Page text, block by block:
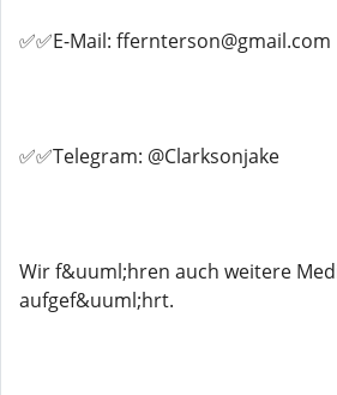
✅✅E-Mail: ffernterson@gmail.com
✅✅Telegram: @Clarksonjake
Wir f&uuml;hren auch weitere
aufgef&uuml;hrt.